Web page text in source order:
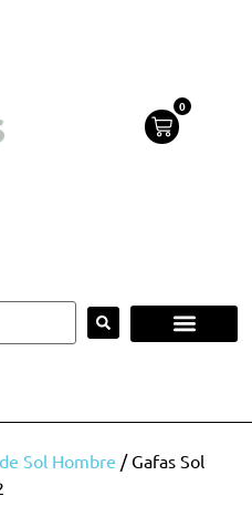
0
Sol Hombre / Gafas Sol